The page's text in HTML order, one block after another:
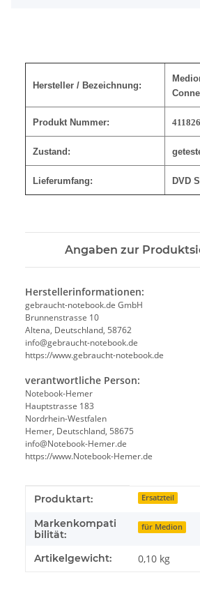
Hersteller / Bezeichnung:
Produkt Nummer:
Zustand:
Lieferumfang: DVD
Angaben zur
Herstellerinformationen:
gebraucht-notebook.de GmbH
Brunnenstrasse 10
Altena, Deutschland, 58762
info@gebraucht-notebook.de
https://www.gebraucht-notebook.de
verantwortliche Person:
Notebook-Hemer
Hauptstrasse 183
Nordrhein-Westfalen
Hemer, Deutschland, 58675
info@Notebook-Hemer.de
https://www.Notebook-Hemer.de
Produkteigenschaft
Wert
Produktart: Ersatzteil
Markenkompati
bilität:
für Medion
Artikelgewicht: 0,10 kg